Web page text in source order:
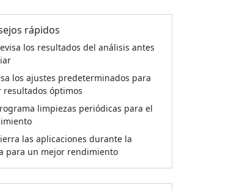
rápidos
los resultados del análisis antes
los ajustes predeterminados para
resultados óptimos
limpiezas periódicas para el
las aplicaciones durante la
para un mejor rendimiento